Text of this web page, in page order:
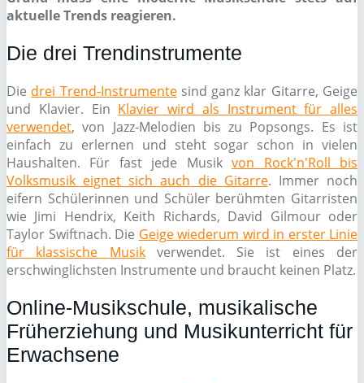
aktuelle Trends reagieren.
Die drei Trendinstrumente
Die drei Trend-Instrumentesind ganz klar Gitarre, Geige
und Klavier. Ein Klavier wird als Instrument für alles
verwendet, von Jazz-Melodien bis zu Popsongs. Es ist
einfach zu erlernen und steht sogar schon in vielen
Haushalten. Für fast jede Musikvon Rock'n'Roll bis
Volksmusik eignet sich auch die Gitarre. Immer noch
eifern Schülerinnen und Schüler berühmten Gitarristen
wie Jimi Hendrix, Keith Richards, David Gilmour oder
Taylor Swiftnach. Die Geige wiederum wird in erster Linie
für klassische Musikverwendet. Sie ist eines der
erschwinglichsten Instrumente und braucht keinen Platz.
Online-Musikschule, musikalische
Früherziehung und Musikunterricht für
Erwachsene